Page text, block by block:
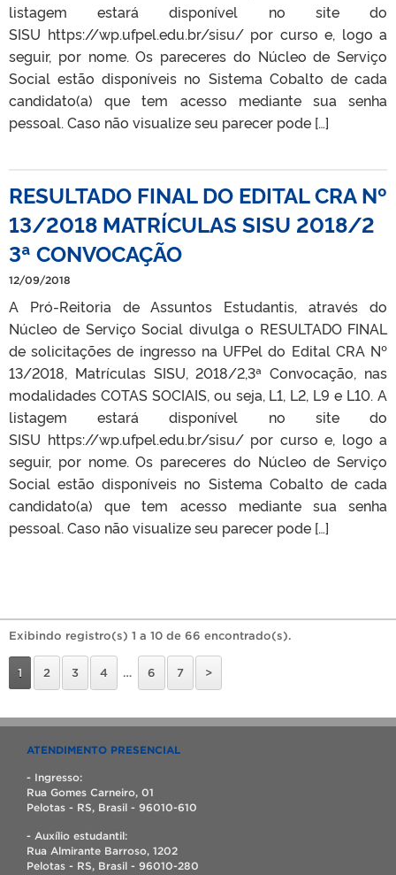
listagem estará disponível no site do
SISU https://wp.ufpel.edu.br/sisu/ por curso e, logo a
seguir, por nome. Os pareceres do Núcleo de Serviço
Social estão disponíveis no Sistema Cobalto de cada
candidato(a) que tem acesso mediante sua senha
pessoal. Caso não visualize seu parecer pode […]
RESULTADO FINAL DO EDITAL CRA Nº
13/2018 MATRÍCULAS SISU 2018/2
3ª CONVOCAÇÃO
12/09/2018
A Pró-Reitoria de Assuntos Estudantis, através do
Núcleo de Serviço Social divulga o RESULTADO FINAL
de solicitações de ingresso na UFPel do Edital CRA Nº
13/2018, Matrículas SISU, 2018/2,3ª Convocação, nas
modalidades COTAS SOCIAIS, ou seja, L1, L2, L9 e L10. A
listagem estará disponível no site do
SISU https://wp.ufpel.edu.br/sisu/ por curso e, logo a
seguir, por nome. Os pareceres do Núcleo de Serviço
Social estão disponíveis no Sistema Cobalto de cada
candidato(a) que tem acesso mediante sua senha
pessoal. Caso não visualize seu parecer pode […]
Exibindo registro(s) 1 a 10 de 66 encontrado(s).
1 2 3 4 … 6 7 >
ATENDIMENTO PRESENCIAL
- Ingresso:
Rua Gomes Carneiro, 01
Pelotas - RS, Brasil - 96010-610
- Auxílio estudantil:
Rua Almirante Barroso, 1202
Pelotas - RS, Brasil - 96010-280